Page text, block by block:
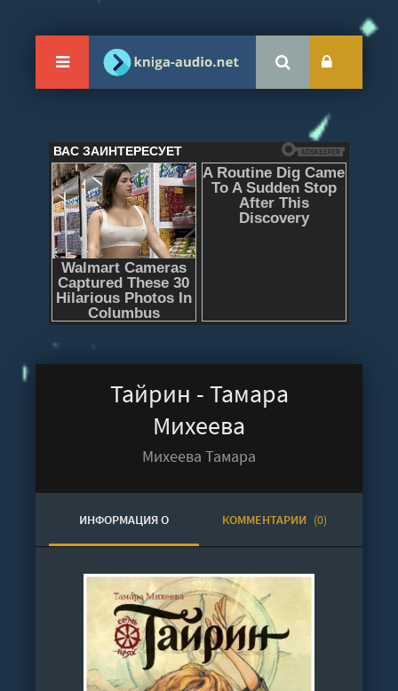
Тайрин - Тамара
Михеева
Михеева Тамара
ИНФОРМАЦИЯ О
АУДИОКНИГЕ
КОММЕНТАРИИ (0)